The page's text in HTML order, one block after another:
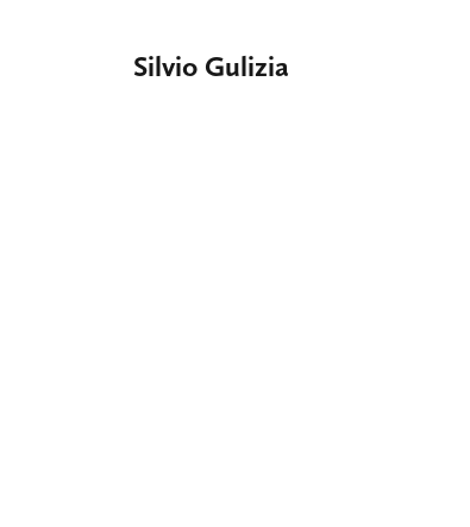
Silvio Gulizia